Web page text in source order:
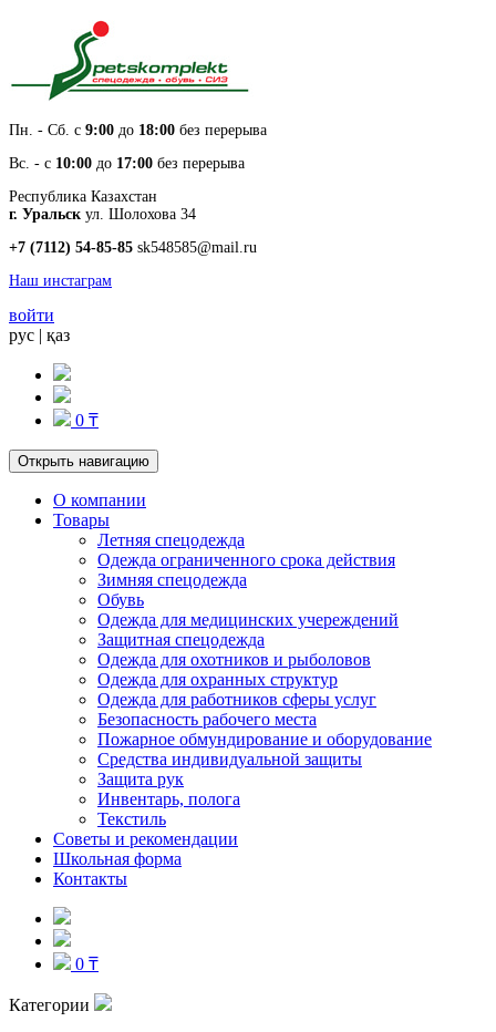
Пн. - Cб. с 9:00 до 18:00 без перерыва
Вс. - с 10:00 до 17:00 без перерыва
Республика Казахстан
г. Уральск ул. Шолохова 34
+7 (7112) 54-85-85 sk548585@mail.ru
Наш инстаграм
войти
рус | қаз
0 ₸
Открыть навигацию
О компании
Товары
Летняя спецодежда
Одежда ограниченного срока действия
Зимняя спецодежда
Обувь
Одежда для медицинских учереждений
Защитная спецодежда
Одежда для охотников и рыболовов
Одежда для охранных структур
Одежда для работников сферы услуг
Безопасность рабочего места
Пожарное обмундирование и оборудование
Средства индивидуальной защиты
Защита рук
Инвентарь, полога
Текстиль
Советы и рекомендации
Школьная форма
Контакты
0 ₸
Категории